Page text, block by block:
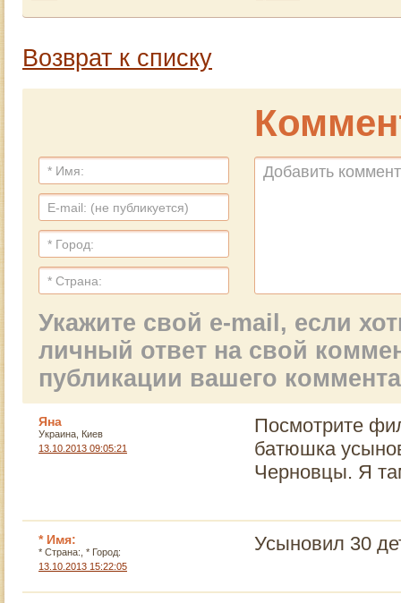
Возврат к списку
Укажите свой e-mail, если
личный ответ на свой
публикации вашего
Яна
Украина, Киев
13.10.2013 09:05:21
Посмотрите
батюшка
Черновцы. Я
* Имя:
* Страна:, * Город:
13.10.2013 15:22:05
Усыновил 30